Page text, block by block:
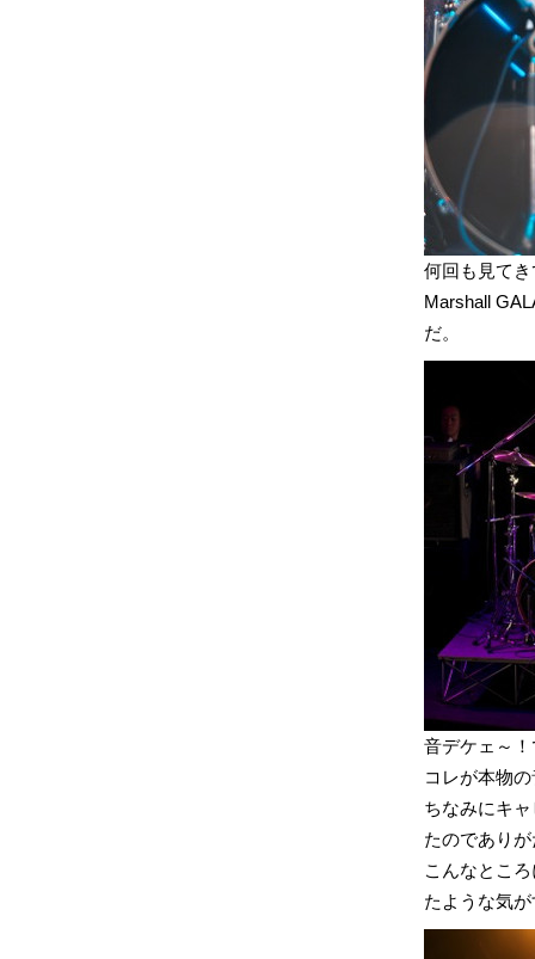
何回も見て
Marshall
だ。
音デケェ～
コレが本物
ちなみにキ
たのであり
こんなとこ
たような気